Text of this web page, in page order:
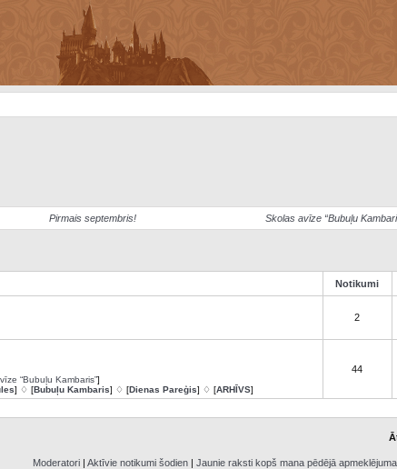
Pirmais septembris! Skolas avīze “Bubuļu
Notikumi
2
“Bubuļu Kambaris”]
] ♢ [Bubuļu Kambaris] ♢ [Dienas Pareģis] ♢ [ARHĪVS]
44
Moderatori| Aktīvie notikumi šodien| Jaunie raksti kopš mana pēdējā apmeklējuma